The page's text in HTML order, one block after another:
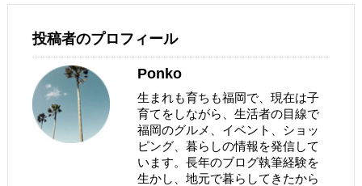
投稿者のプロフィール
Ponko
生まれも育ちも福岡で、現在は子
育てをしながら、生活者の目線で
福岡のグルメ、イベント、ショッ
ピング、暮らしの情報を発信して
います。長年のブログ執筆経験を
生かし、地元で暮らしてきたから